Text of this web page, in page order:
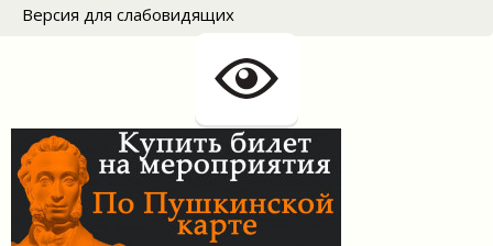
Версия для слабовидящих